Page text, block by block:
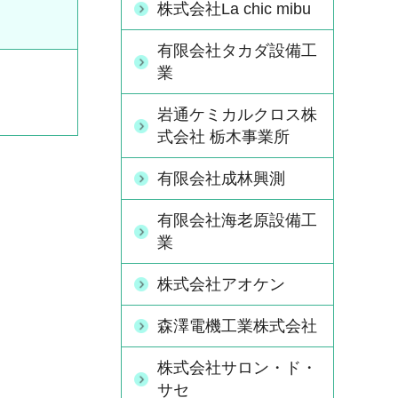
株式会社La chic mibu
有限会社タカダ設備工
業
岩通ケミカルクロス株
式会社 栃木事業所
有限会社成林興測
有限会社海老原設備工
業
株式会社アオケン
森澤電機工業株式会社
株式会社サロン・ド・
サセ